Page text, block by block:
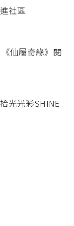
社區
仙履奇緣》閱
光光彩SHINE